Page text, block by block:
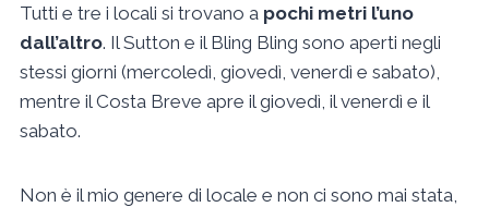
Tutti e tre i locali si trovano a pochi metri l’uno
dall’altro. Il Sutton e il Bling Bling sono aperti negli
stessi giorni (mercoledì, giovedì, venerdì e sabato),
mentre il Costa Breve apre il giovedì, il venerdì e il
sabato.
Non è il mio genere di locale e non ci sono mai stata,